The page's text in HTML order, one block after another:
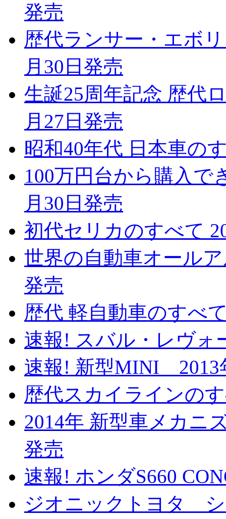
発売
歴代ランサー・エボ
月30日発売
生誕25周年記念 歴代
月27日発売
昭和40年代 日本車の
100万円台から購入
月30日発売
初代セリカのすべて
世界の自動車オール
発売
歴代 軽自動車のすべ
速報! スバル・レヴ
速報! 新型MINI 2013
歴代スカイラインの
2014年 新型車メカニ
発売
速報! ホンダS660
ジオニックトヨタ